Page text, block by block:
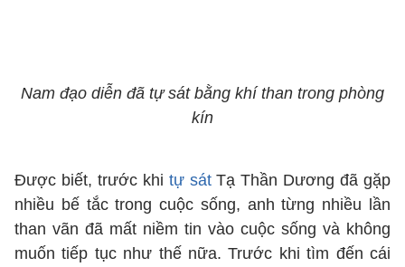
Nam đạo diễn đã tự sát bằng khí than trong phòng
kín
Được biết, trước khi tự sátTạ Thần Dương đã gặp
nhiều bế tắc trong cuộc sống, anh từng nhiều lần
than vãn đã mất niềm tin vào cuộc sống và không
muốn tiếp tục như thế nữa. Trước khi tìm đến cái